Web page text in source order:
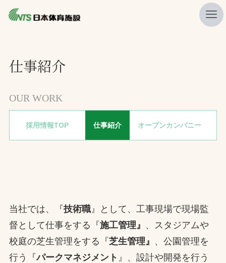
ニュース
レポート
製品・サービス一覧
お問合せ
仕事紹介
OUR WORK
採用情報TOP 仕事紹介 オープンカンパニー
当社では、『技術職』として、工事現場で現場監
督として仕事をする『施工管理』 、スタジアムや
校庭の芝生管理をする『芝生管理』 、公園管理を
行う『パークマネジメント 』、設計や開発を行う